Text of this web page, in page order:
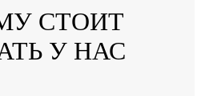
СТОИТ
У НАС